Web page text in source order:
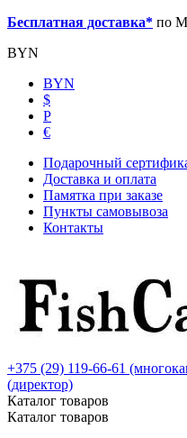
Бесплатная доставка* по
BYN
BYN
$
Р
€
Подарочный
Доставка и оплата
Памятка при заказе
Пункты самовывоза
Контакты
+375 (29) 119-66-61
(директор)
Каталог товаров
Каталог товаров